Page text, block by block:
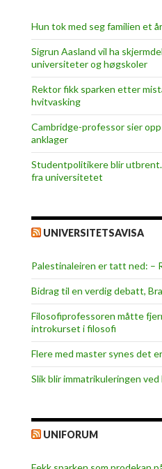
Hun tok med seg familien et
Sigrun Aasland vil ha
universiteter og høgskoler
Rektor fikk sparken etter
hvitvasking
Cambridge-professor sier
anklager
Studentpolitikere blir
fra universitetet
UNIVERSITETSAVISA
Palestinaleiren er tatt ned: –
Bidrag til en verdig debatt,
Filosofiprofessoren måtte
introkurset i filosofi
Flere med master synes det
Slik blir immatrikuleringen ved
UNIFORUM